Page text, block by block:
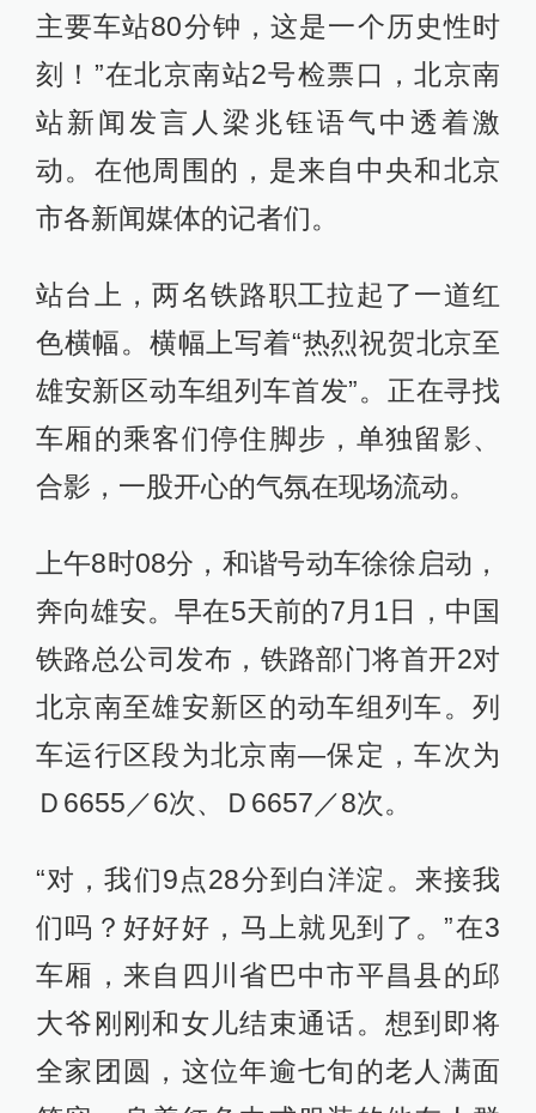
主要车站80分钟，这是一个历史性时
刻！”在北京南站2号检票口，北京南
站新闻发言人梁兆钰语气中透着激
动。在他周围的，是来自中央和北京
市各新闻媒体的记者们。
站台上，两名铁路职工拉起了一道红
色横幅。横幅上写着“热烈祝贺北京至
雄安新区动车组列车首发”。正在寻找
车厢的乘客们停住脚步，单独留影、
合影，一股开心的气氛在现场流动。
上午8时08分，和谐号动车徐徐启动，
奔向雄安。早在5天前的7月1日，中国
铁路总公司发布，铁路部门将首开2对
北京南至雄安新区的动车组列车。列
车运行区段为北京南—保定，车次为
Ｄ6655／6次、Ｄ6657／8次。
“对，我们9点28分到白洋淀。来接我
们吗？好好好，马上就见到了。”在3
车厢，来自四川省巴中市平昌县的邱
大爷刚刚和女儿结束通话。想到即将
全家团圆，这位年逾七旬的老人满面